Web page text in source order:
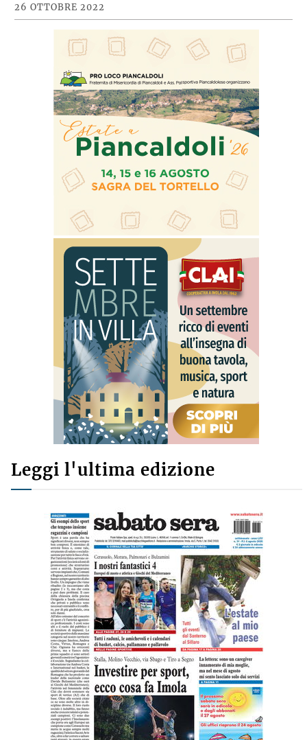
26 OTTOBRE 2022
Leggi l'ultima edizione